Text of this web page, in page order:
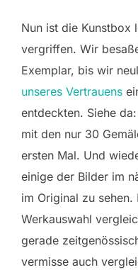
Nun ist die Kunstbox
vergriffen. Wir
Exemplar, bis wir
unseres Vertrauens
entdeckten. Siehe
mit den nur 30
ersten Mal. Und
einige der Bilder im
im Original zu
Werkauswahl
gerade
vermisse auch